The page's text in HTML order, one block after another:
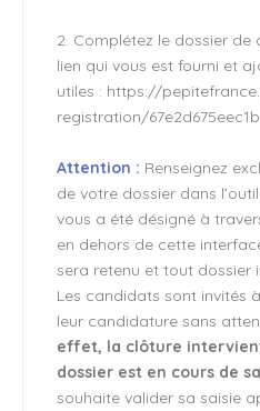
2. Complétez le dossier
lien qui vous est fourni et
utiles : https://
registration/67e2d675eec1b
Attention : Renseignez
de votre dossier dans
vous a été désigné à
en dehors de cette
sera retenu et tout dossier
Les candidats sont invités
leur candidature sans
effet, la clôture
dossier est en cours de
souhaite valider sa saisie